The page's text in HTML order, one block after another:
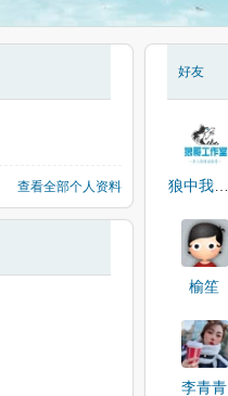
查看全部个人资料
好友
狼中我最色
榆笙
李青青